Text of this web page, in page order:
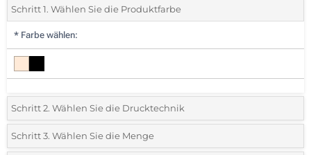
Schritt 1. Wählen Sie die Produktfarbe
* Farbe wählen:
Schritt 2. Wählen Sie die Drucktechnik
*Wählen Sie die Druck- und Farbtechniken für Ihr Logo:
Schritt 3. Wählen Sie die Menge